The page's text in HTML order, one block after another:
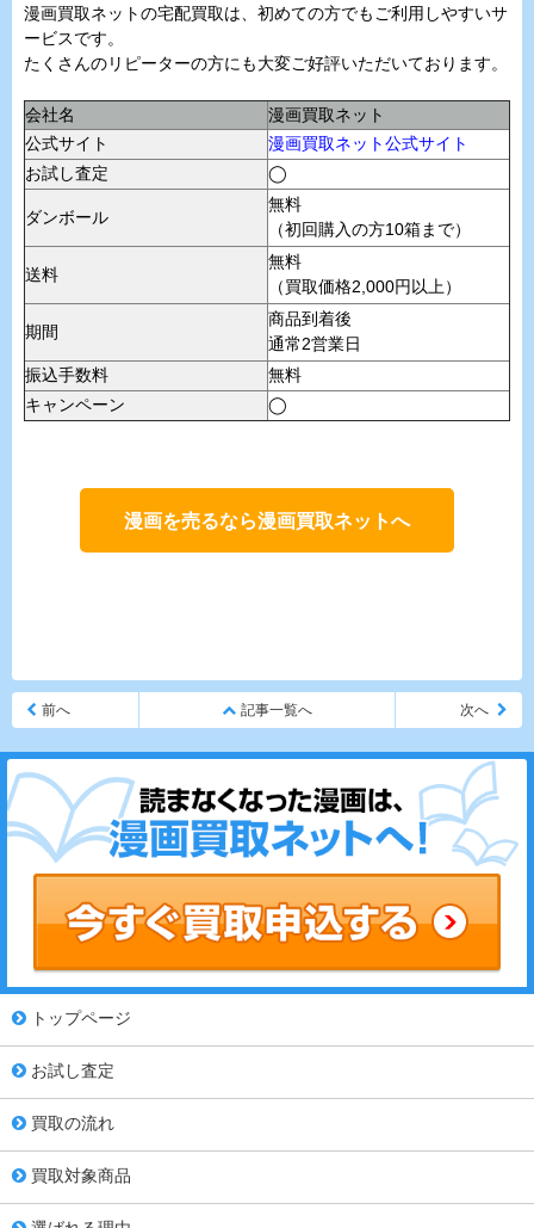
漫画買取ネットの宅配買取は、初めての方でもご利用しやすいサ
ービスです。
たくさんのリピーターの方にも大変ご好評いただいております。
会社名
漫画買取ネット
公式サイト
漫画買取ネット公式サイト
お試し査定
◯
ダンボール
無料
（初回購入の方10箱まで）
送料
無料
（買取価格2,000円以上）
期間
商品到着後
通常2営業日
振込手数料
無料
キャンペーン
◯
漫画を売るなら漫画買取ネットへ
前へ 記事一覧へ 次へ
トップページ
お試し査定
買取の流れ
買取対象商品